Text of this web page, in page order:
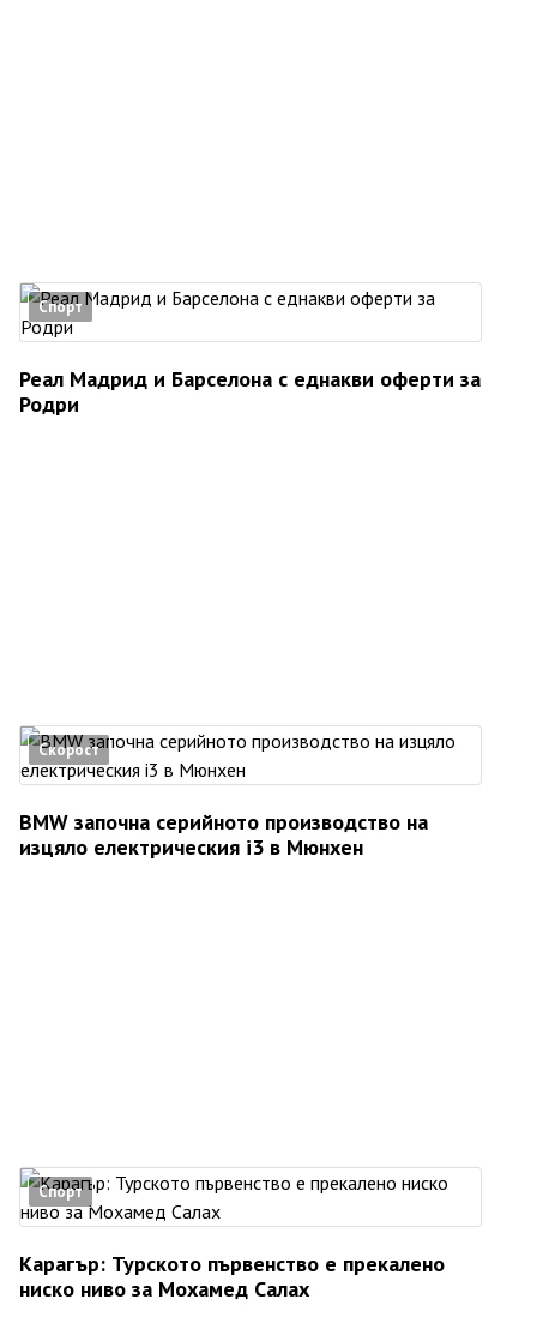
Спорт
Реал Мадрид и Барселона с еднакви оферти за
Родри
Скорост
BMW започна серийното производство на
изцяло електрическия i3 в Мюнхен
Спорт
Карагър: Турското първенство е прекалено
ниско ниво за Мохамед Салах